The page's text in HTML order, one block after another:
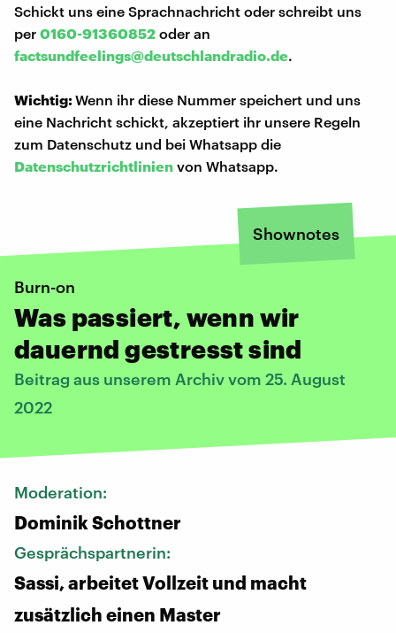
Schickt uns eine Sprachnachricht oder schreibt uns
per 0160-91360852 oder an
factsundfeelings@deutschlandradio.de.
Wichtig:Wenn ihr diese Nummer speichert und uns
eine Nachricht schickt, akzeptiert ihr unsere Regeln
zum Datenschutz und bei Whatsapp die
Datenschutzrichtlinien von Whatsapp.
Shownotes
Burn-on
Was passiert, wenn wir
dauernd gestresst sind
Beitrag aus unserem Archiv vom 25. August
2022
Moderation:
Dominik Schottner
Gesprächspartnerin:
Sassi, arbeitet Vollzeit und macht
zusätzlich einen Master